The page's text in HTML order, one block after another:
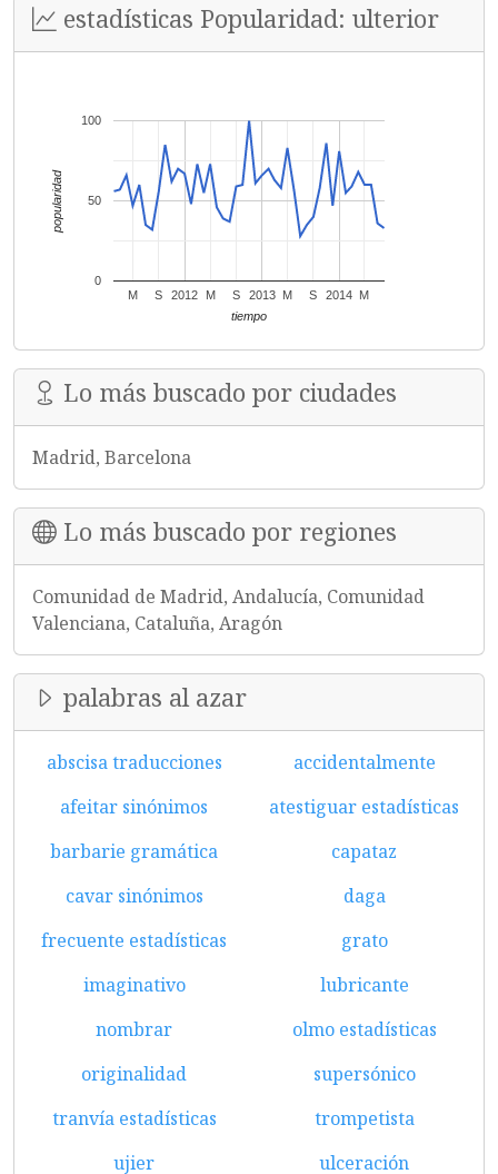
estadísticas Popularidad: ulterior
2012 2013 2014
M S M S M S M
0
50
100
tiempo
popularidad
Lo más buscado por ciudades
Madrid, Barcelona
Lo más buscado por regiones
Comunidad de Madrid, Andalucía, Comunidad
Valenciana, Cataluña, Aragón
palabras al azar
abscisa traducciones
accidentalmente
afeitar sinónimos
atestiguar estadísticas
barbarie gramática
capataz
cavar sinónimos
daga
frecuente estadísticas
grato
imaginativo
lubricante
nombrar
olmo estadísticas
originalidad
supersónico
tranvía estadísticas
trompetista
ujier
ulceración